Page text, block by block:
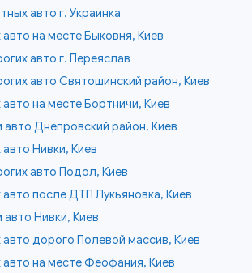
авто г. Украинка
на месте Быковня, Киев
авто г. Переяслав
авто Святошинский район, Киев
на месте Бортничи, Киев
авто Днепровский район, Киев
Нивки, Киев
авто Подол, Киев
авто после ДТП Лукьяновка, Киев
Нивки, Киев
авто дорого Полевой массив, Киев
авто на месте Феофания, Киев